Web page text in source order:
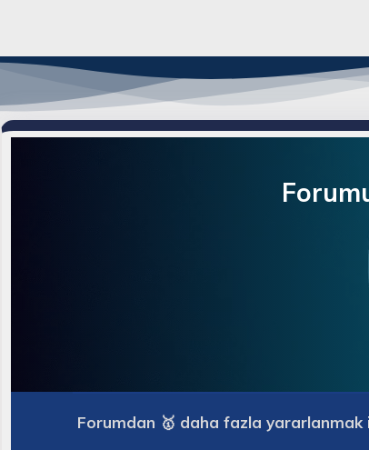
Forumdan 🥇 daha fazla yararlanmak